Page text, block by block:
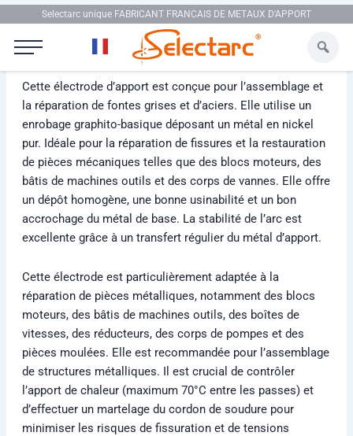
Aller au contenuSelectarc unique FABRICANT FRANCAIS DE METAUX D'APPORT
Cette électrode d’apport est conçue pour l’assemblage et
la réparation de fontes grises et d’aciers. Elle utilise un
enrobage graphito-basique déposant un métal en nickel
pur. Idéale pour la réparation de fissures et la restauration
de pièces mécaniques telles que des blocs moteurs, des
bâtis de machines outils et des corps de vannes. Elle offre
un dépôt homogène, une bonne usinabilité et un bon
accrochage du métal de base. La stabilité de l’arc est
excellente grâce à un transfert régulier du métal d’apport.
Cette électrode est particulièrement adaptée à la
réparation de pièces métalliques, notamment des blocs
moteurs, des bâtis de machines outils, des boîtes de
vitesses, des réducteurs, des corps de pompes et des
pièces moulées. Elle est recommandée pour l’assemblage
de structures métalliques. Il est crucial de contrôler
l’apport de chaleur (maximum 70°C entre les passes) et
d’effectuer un martelage du cordon de soudure pour
minimiser les risques de fissuration et de tensions